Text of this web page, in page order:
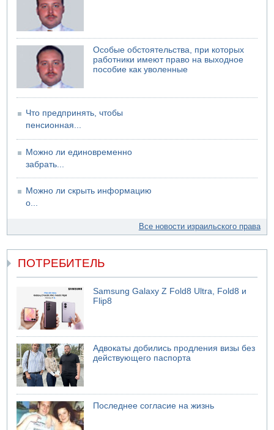
Особые обстоятельства, при которых
работники имеют право на выходное
пособие как уволенные
Что предпринять, чтобы
пенсионная...
Можно ли единовременно
забрать...
Можно ли скрыть информацию
о...
Все новости израильского права
ПОТРЕБИТЕЛЬ
Samsung Galaxy Z Fold8 Ultra, Fold8 и
Flip8
Адвокаты добились продления визы без
действующего паспорта
Последнее согласие на жизнь